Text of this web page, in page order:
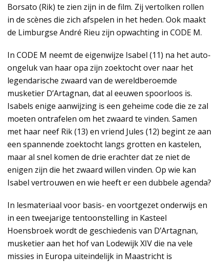
Borsato (Rik) te zien zijn in de film. Zij vertolken rollen
in de scènes die zich afspelen in het heden. Ook maakt
de Limburgse André Rieu zijn opwachting in CODE M.
In CODE M neemt de eigenwijze Isabel (11) na het auto-
ongeluk van haar opa zijn zoektocht over naar het
legendarische zwaard van de wereldberoemde
musketier D’Artagnan, dat al eeuwen spoorloos is.
Isabels enige aanwijzing is een geheime code die ze zal
moeten ontrafelen om het zwaard te vinden. Samen
met haar neef Rik (13) en vriend Jules (12) begint ze aan
een spannende zoektocht langs grotten en kastelen,
maar al snel komen de drie erachter dat ze niet de
enigen zijn die het zwaard willen vinden. Op wie kan
Isabel vertrouwen en wie heeft er een dubbele agenda?
In lesmateriaal voor basis- en voortgezet onderwijs en
in een tweejarige tentoonstelling in Kasteel
Hoensbroek wordt de geschiedenis van D’Artagnan,
musketier aan het hof van Lodewijk XIV die na vele
missies in Europa uiteindelijk in Maastricht is